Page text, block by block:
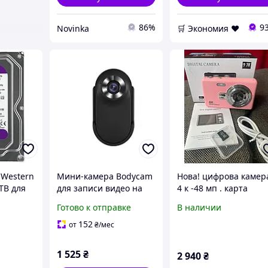
Novinka 86% 🛒 Экономия ❤️
для
Мини-камера Bodycam
для записи видео на
картой памяти 32 ГБ
черная
Готово к отправке
от 152 ₴/мес
1 525₴
Нова! цифрова
4 к -48 мп . карта
В наличии
2 940₴